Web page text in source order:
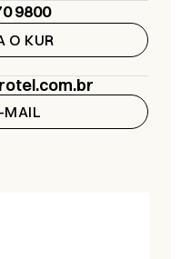
9800
O KUR
MAIL